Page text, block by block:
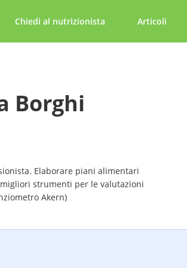
Chiedi al nutrizionista Articoli
Borghi
Elaborare piani alimentari
strumenti per le valutazioni
Akern)